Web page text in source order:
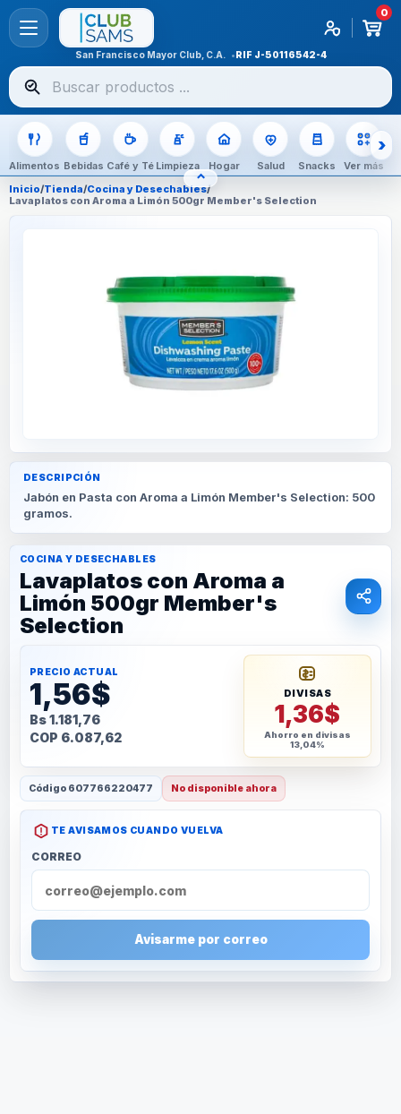
0
San Francisco Mayor Club, C.A. RIF J-50116542-4
Buscar
productos
Alimentos Bebidas Café y Té Limpieza Hogar Salud Snacks Ver más
⌃OCULTAR CATEGORÍAS
Inicio/Tienda/Cocina y Desechables/
Lavaplatos con Aroma a Limón 500gr Member's Selection
DESCRIPCIÓN
Jabón en Pasta con Aroma a Limón Member's Selection: 500
gramos.
COCINA Y DESECHABLES
Lavaplatos con Aroma a
Limón 500gr Member's
Selection
PRECIO ACTUAL
1,56$
Bs 1.181,76
COP 6.087,62
DIVISAS
1,36$
Ahorro en divisas
13,04%
Código 607766220477 No disponible ahora
TE AVISAMOS CUANDO VUELVA
CORREO
Avisarme por correo